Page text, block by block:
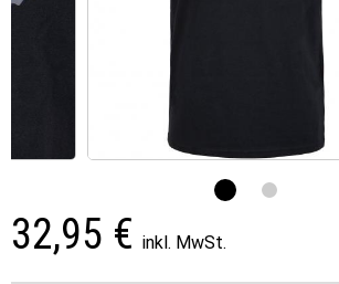
32,95 € inkl. MwSt.